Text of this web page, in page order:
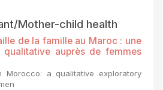
Mother-child health
de la famille au Maroc : une
qualitative auprès de femmes
Morocco: a qualitative exploratory